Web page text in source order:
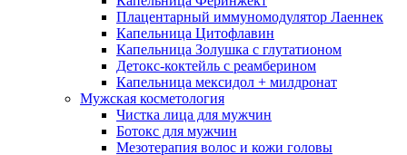
Плацентарный иммуномодулятор Лаеннек
Капельница Цитофлавин
Капельница Золушка с глутатионом
Детокс-коктейль с реамберином
Капельница мексидол + милдронат
Мужская косметология
Чистка лица для мужчин
Ботокс для мужчин
Мезотерапия волос и кожи головы